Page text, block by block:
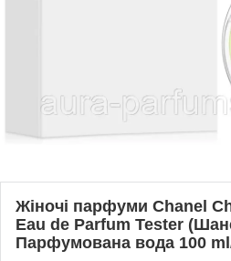
Жіночі парфуми Chanel
Eau de Parfum Tester
Парфумована вода 100